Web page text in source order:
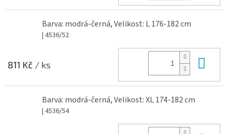
Barva: modrá-černá, Velikost: L 176-182 cm
| 4536/52
811 Kč / ks
Barva: modrá-černá, Velikost: XL 174-182 cm
| 4536/54